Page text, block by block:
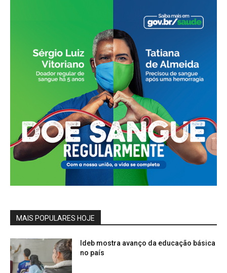
MAIS POPULARES HOJE
Ideb mostra avanço da educação básica
no país